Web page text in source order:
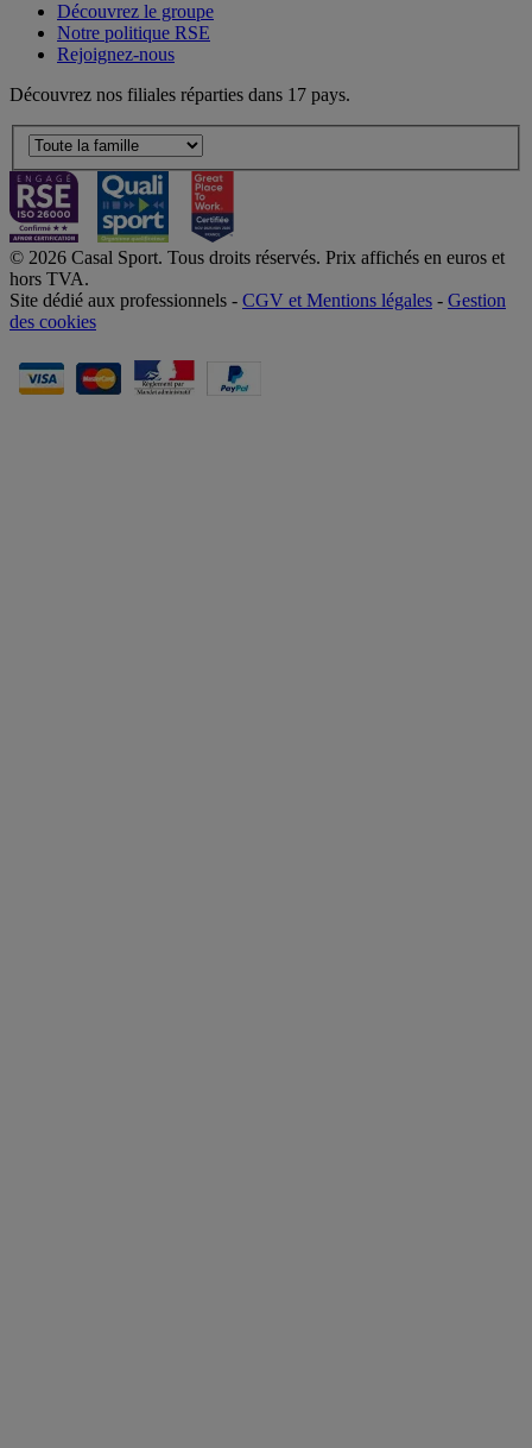
Découvrez le groupe
Notre politique RSE
Rejoignez-nous
Découvrez nos filiales réparties dans 17 pays.
© 2026 Casal Sport. Tous droits réservés. Prix affichés en euros et
hors TVA.
Site dédié aux professionnels - CGV et Mentions légales - Gestion
des cookies